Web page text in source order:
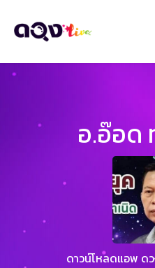
อ.อ๊อด
ดาวน์โหลดแอพ ด